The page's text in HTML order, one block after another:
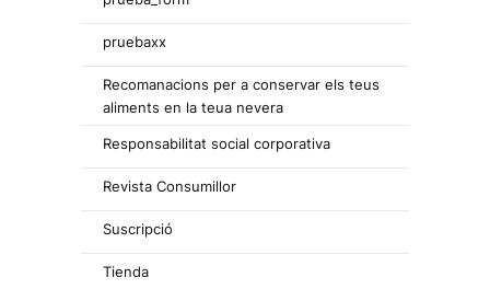
pruebaxx
Recomanacions per a conservar els teus
aliments en la teua nevera
Responsabilitat social corporativa
Revista Consumillor
Suscripció
Tienda